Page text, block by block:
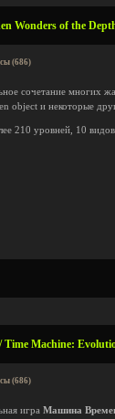
Wonders of the
(686)
сочетание многих
object и некоторые
210 уровней, 10
Machine:
(686)
игра Машина